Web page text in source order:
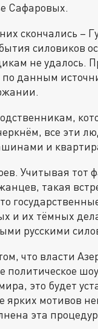
Сафаровых.
скончались –
силовиков
не удалось.
данным
все эти
и
Учитывая
такая
и их тёмных
русскими
что власти
политическое
это будет
ярких мотивов
эта